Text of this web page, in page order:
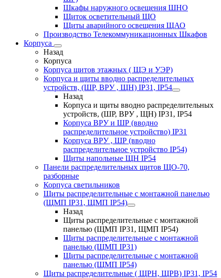
Шкафы наружного освещения ШНО
Щиток осветительный ЩО
Щиты аварийного освещения ЩАО
Производство Телекоммуникационных Шкафов
Корпуса
Назад
Корпуса
Корпуса щитов этажных ( ЩЭ и УЭР)
Корпуса и щиты вводно распределительных
устройств, (ШР, ВРУ , ЩН) IP31, IP54
Назад
Корпуса и щиты вводно распределительных
устройств, (ШР, ВРУ , ЩН) IP31, IP54
Корпуса ВРУ и ШР (вводно
распределительное устройство) IP31
Корпуса ВРУ , ШР (вводно
распределительное устройство IP54)
Щиты напольные ЩН IP54
Панели распределительных щитов ЩО-70,
разборные
Корпуса светильников
Щиты распределительные с монтажной панелью
(ЩМП IP31, ЩМП IP54)
Назад
Щиты распределительные с монтажной
панелью (ЩМП IP31, ЩМП IP54)
Щиты распределительные с монтажной
панелью (ЩМП IP31)
Щиты распределительные с монтажной
панелью (ЩМП IP54)
Щиты распределительные ( ЩРН, ЩРВ) IP31, IP54